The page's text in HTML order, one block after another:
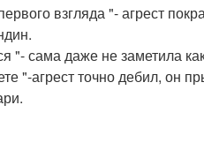
взгляда "- агрест
сама даже не заметила
"-агрест точно дебил, он